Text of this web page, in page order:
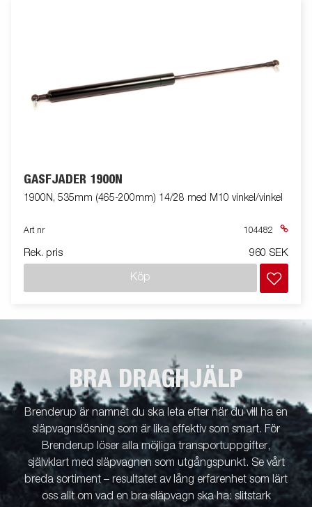
GASFJÄDER 1900N
1900N, 535mm (465-200mm) 14/28 med M10 vinkel/vinkel
Art nr 104482
Rek. pris 960 SEK
Köp
BRA DRAGHJÄLP
Brenderup är namnet du ska leta efter när du vill ha en
släpvagnslösning som är lika effektiv som smart. För
Brenderup löser alla möjliga transportuppgifter,
självklart med släpvagnen som utgångspunkt. Se vårt
breda sortiment – resultatet av lång erfarenhet som lärt
oss allt om vad en bra släpvagn ska ha: slitstark